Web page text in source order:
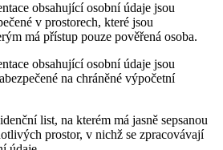
obsahující osobní údaje jsou
v prostorech, které jsou
má přístup pouze pověřená osoba.
obsahující osobní údaje jsou
na chráněné výpočetní
list, na kterém má jasně sepsanou
prostor, v nichž se zpracovávají